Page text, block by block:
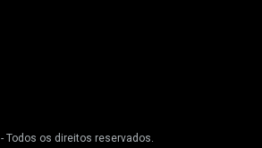
- Todos os direitos reservados.